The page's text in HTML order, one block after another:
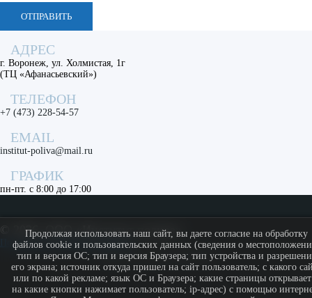
ОТПРАВИТЬ
АДРЕС
г. Воронеж, ул. Холмистая, 1г
(ТЦ «Афанасьевский»)
ТЕЛЕФОН
+7 (473) 228-54-57
EMAIL
institut-poliva@mail.ru
ГРАФИК
пн-пт. с 8:00 до 17:00
© 2026, ООО «Институт полива»
Политика конфиденциальности
МЫ В СОЦ. СЕТЯХ
Продолжая использовать наш сайт, вы даете согласие на обработку
файлов cookie и пользовательских данных (сведения о
тип и версия ОС; тип и версия Браузера; тип устройства и
его экрана; источник откуда пришел на сайт пользователь; с какого
или по какой рекламе; язык ОС и Браузера; какие страницы
на какие кнопки нажимает пользователь; ip-адрес) с помощью